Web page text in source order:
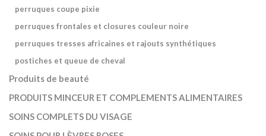
perruques coupe pixie
perruques frontales et closures couleur noire
perruques tresses africaines et rajouts synthétiques
postiches et queue de cheval
Produits de beauté
PRODUITS MINCEUR ET COMPLEMENTS ALIMENTAIRES
SOINS COMPLETS DU VISAGE